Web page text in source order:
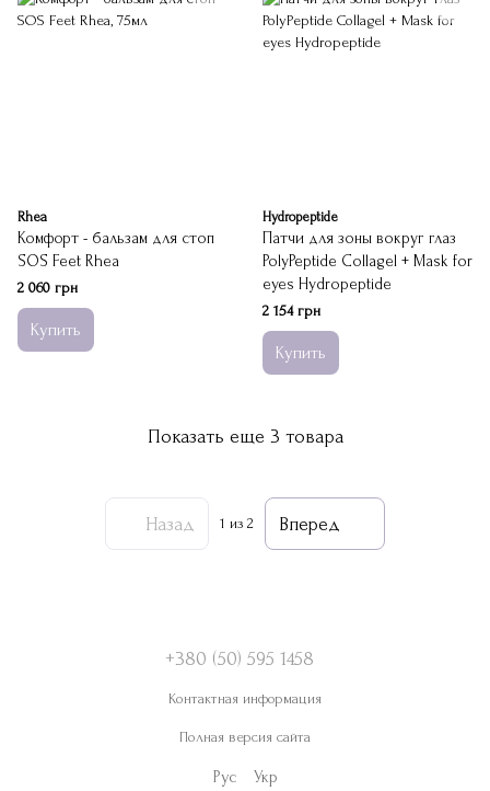
Rhea
Комфорт - бальзам для стоп
SOS Feet Rhea
2 060 грн
Купить
Hydropeptide
Патчи для зоны вокруг глаз
PolyPeptide Collagel + Mask for
eyes Hydropeptide
2 154 грн
Купить
Показать еще 3 товара
Назад 1 из 2 Вперед
+380 (50) 595 1458
Контактная информация
Полная версия сайта
Рус Укр